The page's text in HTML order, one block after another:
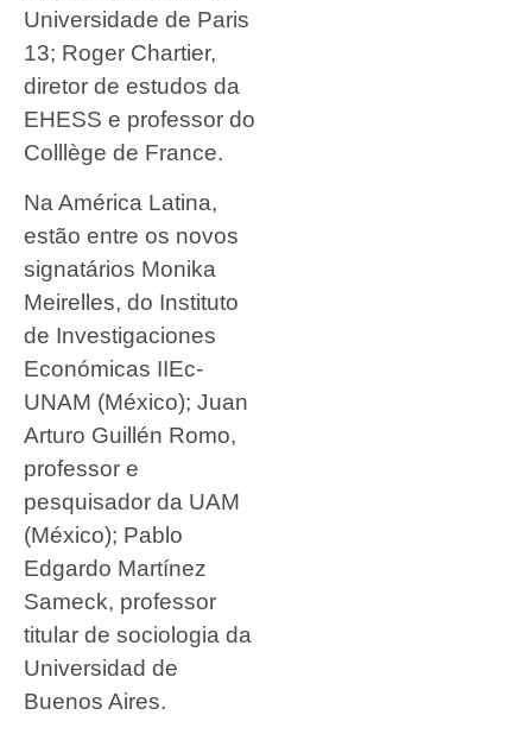
Universidade de Paris
13; Roger Chartier,
diretor de estudos da
EHESS e professor do
Colllège de France.
Na América Latina,
estão entre os novos
signatários Monika
Meirelles, do Instituto
de Investigaciones
Económicas IIEc-
UNAM (México); Juan
Arturo Guillén Romo,
professor e
pesquisador da UAM
(México); Pablo
Edgardo Martínez
Sameck, professor
titular de sociologia da
Universidad de
Buenos Aires.